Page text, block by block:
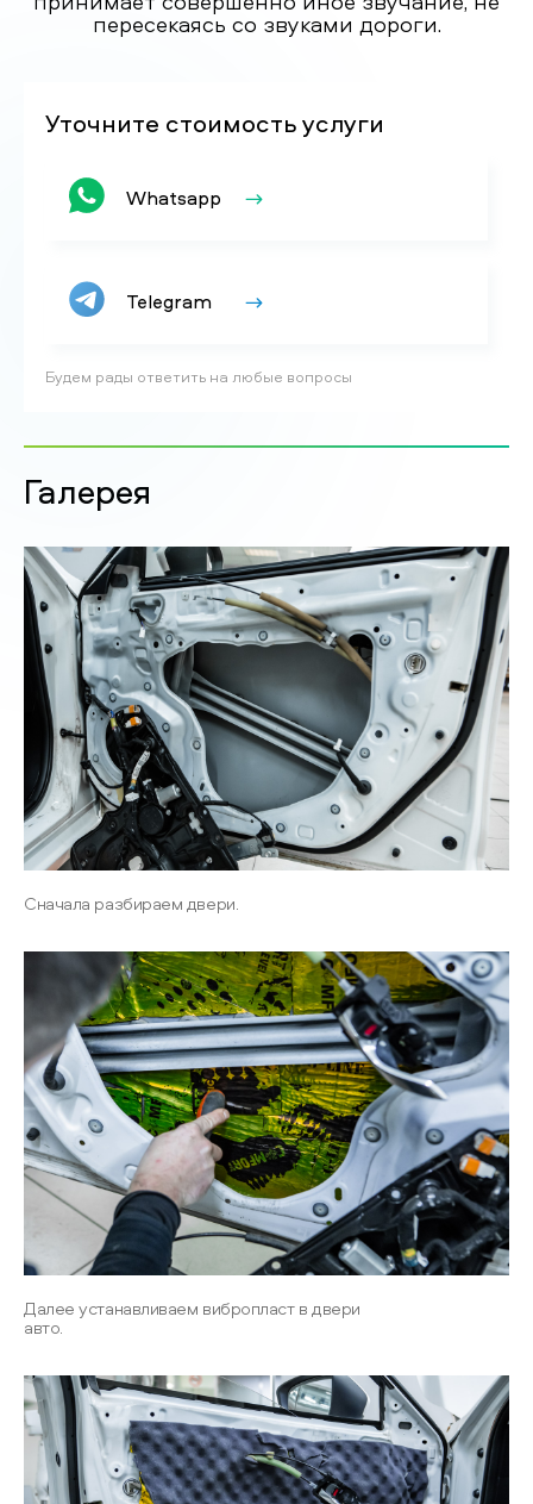
пересекаясь со звуками дороги.
Уточните стоимость услуги
Whatsapp
Telegram
Будем рады ответить на любые вопросы
Галерея
Сначала разбираем двери.
Далее устанавливаем вибропласт в двери
авто.